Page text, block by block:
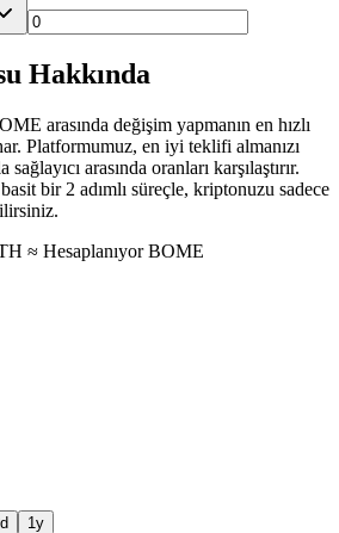
Hakkında
arasında değişim yapmanın en hızlı
Platformumuz, en iyi teklifi almanızı
arasında oranları karşılaştırır.
bir 2 adımlı süreçle, kriptonuzu sadece
≈ Hesaplanıyor BOME
1y